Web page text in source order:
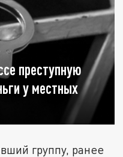
преступную
у местных
группу, ранее